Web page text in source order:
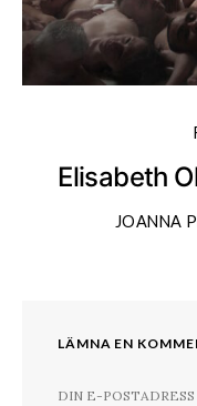
Elisabeth
JOANNA
LÄMNA EN
DIN E-